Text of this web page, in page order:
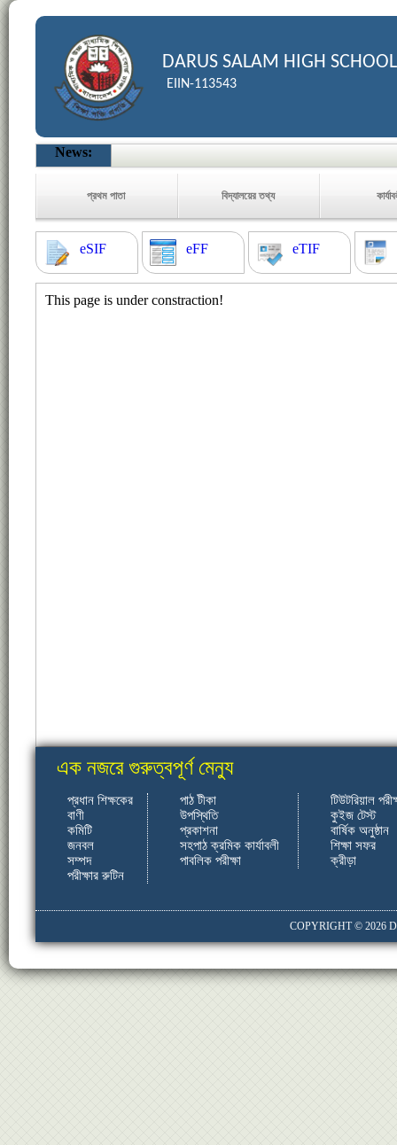
DARUS SALAM HIGH SCHOOL
EIIN-113543
News:
প্রথম পাতা বিদ্যালয়ের তথ্য
eSIF eFF eTIF
This page is under constraction!
এক নজরে গুরুত্বপূর্ণ মেন্যু
প্রধান শিক্ষকের
বাণী
কমিটি
জনবল
সম্পদ
পরীক্ষার রুটিন
পাঠ টীকা
উপস্থিতি
প্রকাশনা
সহপাঠ ক্রমিক কার্যাবলী
পাবলিক পরীক্ষা
টিউটরিয়াল
কুইজ টেস্ট
বার্ষিক অনুষ্ঠান
শিক্ষা সফর
ক্রীড়া
COPYRIGHT © 2026